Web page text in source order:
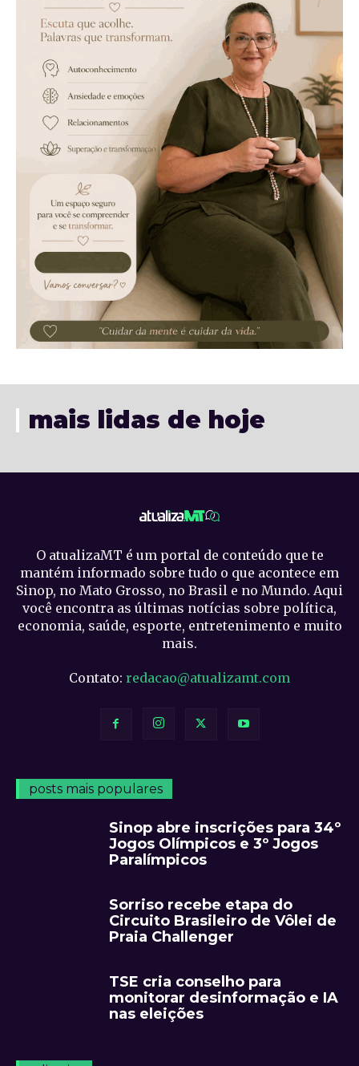
mais lidas de hoje
O atualizaMT é um portal de conteúdo que te
mantém informado sobre tudo o que acontece em
Sinop, no Mato Grosso, no Brasil e no Mundo. Aqui
você encontra as últimas notícias sobre política,
economia, saúde, esporte, entretenimento e muito
mais.
Contato: redacao@atualizamt.com
posts mais populares
Sinop abre inscrições para 34º
Jogos Olímpicos e 3º Jogos
Paralímpicos
Sorriso recebe etapa do
Circuito Brasileiro de Vôlei de
Praia Challenger
TSE cria conselho para
monitorar desinformação e IA
nas eleições